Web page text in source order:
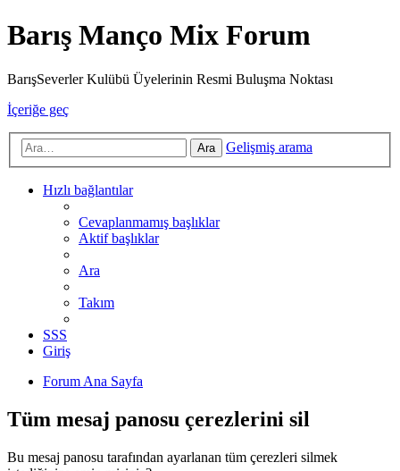
Barış Manço Mix Forum
BarışSeverler Kulübü Üyelerinin Resmi Buluşma Noktası
İçeriğe geç
Ara Gelişmiş arama
Hızlı bağlantılar
Cevaplanmamış başlıklar
Aktif başlıklar
Ara
Takım
SSS
Giriş
Forum Ana Sayfa
Tüm mesaj panosu çerezlerini sil
Bu mesaj panosu tarafından ayarlanan tüm çerezleri silmek